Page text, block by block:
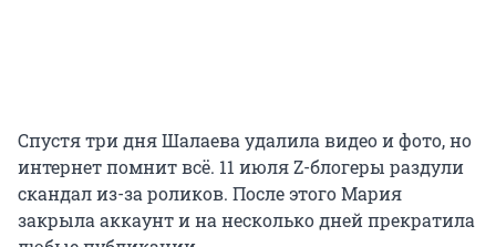
Спустя три дня Шалаева удалила видео и фото, но
интернет помнит всё. 11 июля Z-блогеры раздули
скандал из-за роликов. После этого Мария
закрыла аккаунт и на несколько дней прекратила